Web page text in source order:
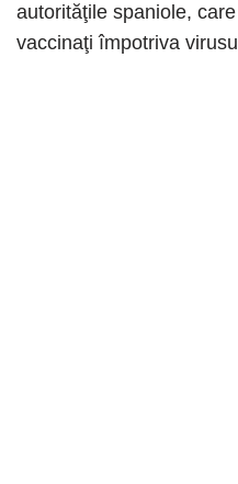
autorităţile spaniole,
vaccinaţi împotriva